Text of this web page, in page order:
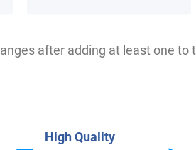
chevron d’azur acc de trois
after adding at least one to
High Quality